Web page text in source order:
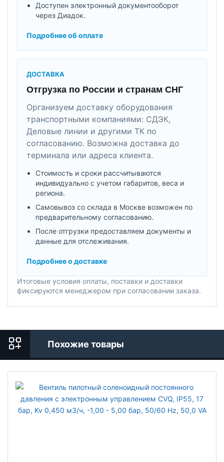
Доступен электронный документооборот
через Диадок.
Подробнее об оплате
ДОСТАВКА
Отгрузка по России и странам СНГ
Организуем доставку оборудования
транспортными компаниями: СДЭК,
Деловые линии и другими ТК по
согласованию. Возможна доставка до
терминала или адреса клиента.
Стоимость и сроки рассчитываются
индивидуально с учетом габаритов, веса и
региона.
Самовывоз со склада в Москве возможен по
предварительному согласованию.
После отгрузки предоставляем документы и
данные для отслеживания.
Подробнее о доставке
Итоговые условия оплаты, поставки и доставки
фиксируются менеджером при согласовании заказа.
Похожие товары